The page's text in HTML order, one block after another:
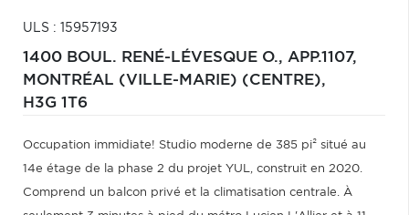
ULS : 15957193
1400 BOUL. RENÉ-LÉVESQUE O., APP.1107,
MONTRÉAL (VILLE-MARIE) (CENTRE),
H3G 1T6
Occupation immidiate! Studio moderne de 385 pi² situé au
14e étage de la phase 2 du projet YUL, construit en 2020.
Comprend un balcon privé et la climatisation centrale. À